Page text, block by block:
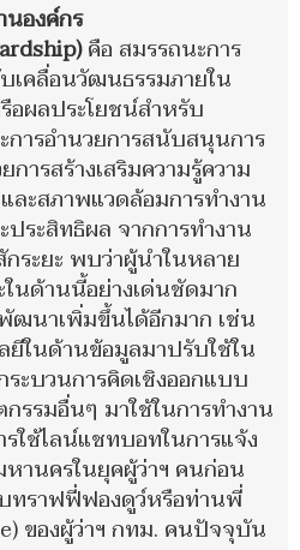
นองค์กร
คือ สมรรถนะการ
เคลื่อนวัฒนธรรมภายใน
อผลประโยชน์สำหรับ
ารอำนวยการสนับสนุนการ
ารสร้างเสริมความรู้ความ
ละสภาพแวดล้อมการทำงาน
ประสิทธิผล จากการทำงาน
ระยะ พบว่าผู้นำในหลาย
นด้านนี้อย่างเด่นชัดมาก
ฒนาเพิ่มขึ้นได้อีกมาก เช่น
ยีในด้านข้อมูลมาปรับใช้ใน
ระบวนการคิดเชิงออกแบบ
รรมอื่นๆ มาใช้ในการทำงาน
รใช้ไลน์แชทบอทในการแจ้ง
หานครในยุคผู้ว่าฯ คนก่อน
ทราฟฟี่ฟองดูว์หรือท่านพี่
ของผู้ว่าฯ กทม. คนปัจจุบัน